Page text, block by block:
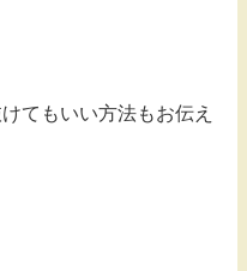
てもいい方法もお伝え